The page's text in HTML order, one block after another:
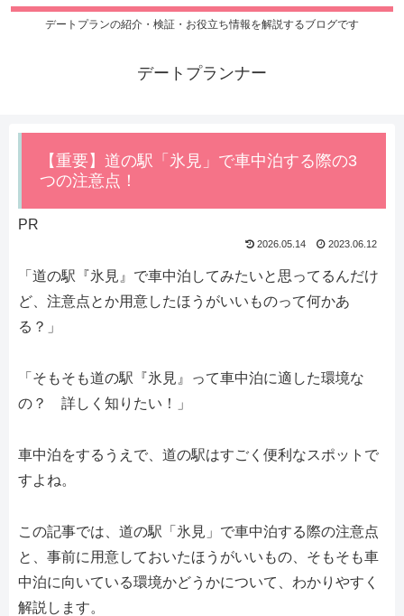
デートプランの紹介・検証・お役立ち情報を解説するブログです
デートプランナー
【重要】道の駅「氷見」で車中泊する際の3
つの注意点！
PR
2026.05.14 2023.06.12
「道の駅『氷見』で車中泊してみたいと思ってるんだけ
ど、注意点とか用意したほうがいいものって何かあ
る？」
「そもそも道の駅『氷見』って車中泊に適した環境な
の？ 詳しく知りたい！」
車中泊をするうえで、道の駅はすごく便利なスポットで
すよね。
この記事では、道の駅「氷見」で車中泊する際の注意点
と、事前に用意しておいたほうがいいもの、そもそも車
中泊に向いている環境かどうかについて、わかりやすく
解説します。